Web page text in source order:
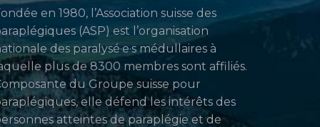
en 1980, l’Association suisse des
(ASP) est l’organisation
des paralysé·e·s médullaires à
plus de 8300 membres sont affiliés.
du Groupe suisse pour
elle défend les intérêts des
atteintes de paraplégie et de